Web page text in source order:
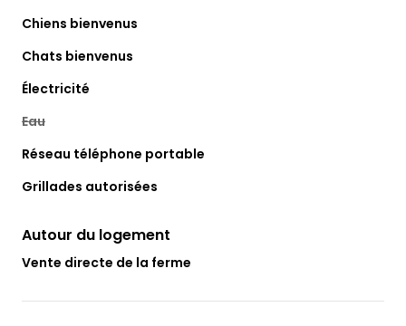
Chiens bienvenus
Chats bienvenus
Électricité
Eau
Réseau téléphone portable
Grillades autorisées
Autour du logement
Vente directe de la ferme